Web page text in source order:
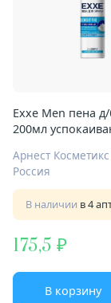
Exxe Men пена
200мл
Арнест
Россия
В наличии в 4
175,5
В корзину